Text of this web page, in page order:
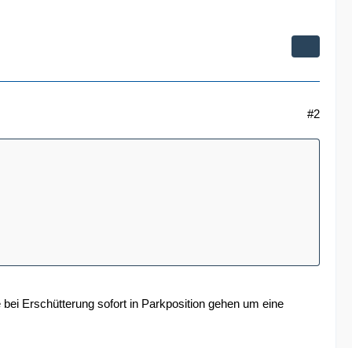
#2
Erschütterung sofort in Parkposition gehen um eine